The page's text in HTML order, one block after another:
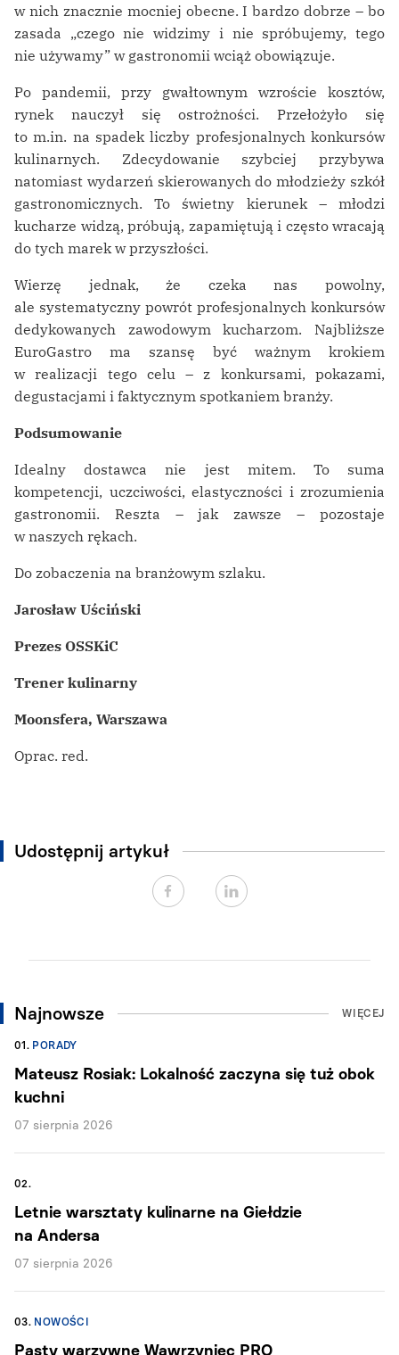
w nich znacznie mocniej obecne. I bardzo dobrze – bo
zasada „czego nie widzimy i nie spróbujemy, tego
nie używamy” w gastronomii wciąż obowiązuje.
Po pandemii, przy gwałtownym wzroście kosztów,
rynek nauczył się ostrożności. Przełożyło się
to m.in. na spadek liczby profesjonalnych konkursów
kulinarnych. Zdecydowanie szybciej przybywa
natomiast wydarzeń skierowanych do młodzieży szkół
gastronomicznych. To świetny kierunek – młodzi
kucharze widzą, próbują, zapamiętują i często wracają
do tych marek w przyszłości.
Wierzę jednak, że czeka nas powolny,
ale systematyczny powrót profesjonalnych konkursów
dedykowanych zawodowym kucharzom. Najbliższe
EuroGastro ma szansę być ważnym krokiem
w realizacji tego celu – z konkursami, pokazami,
degustacjami i faktycznym spotkaniem branży.
Podsumowanie
Idealny dostawca nie jest mitem. To suma
kompetencji, uczciwości, elastyczności i zrozumienia
gastronomii. Reszta – jak zawsze – pozostaje
w naszych rękach.
Do zobaczenia na branżowym szlaku.
Jarosław Uściński
Prezes OSSKiC
Trener kulinarny
Moonsfera, Warszawa
Oprac. red.
Udostępnij artykuł
Najnowsze WIĘCEJ
01. PORADY
Mateusz Rosiak: Lokalność zaczyna się tuż obok
kuchni
07 sierpnia 2026
02.
Letnie warsztaty kulinarne na Giełdzie
na Andersa
07 sierpnia 2026
03. NOWOŚCI
Pasty warzywne Wawrzyniec PRO